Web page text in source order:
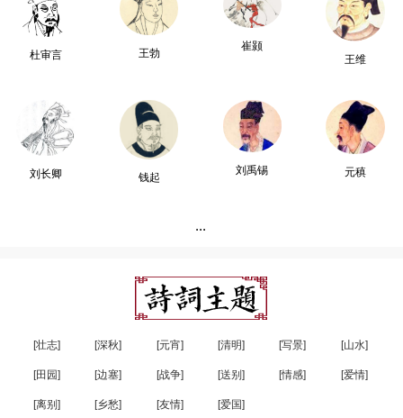
杜审言 王勃
崔颢
王维
刘长卿 钱起
刘禹锡 元稹
...
[壮志] [深秋] [元宵] [清明] [写景] [山水]
[田园] [边塞] [战争] [送别] [情感] [爱情]
[离别] [乡愁] [友情] [爱国]